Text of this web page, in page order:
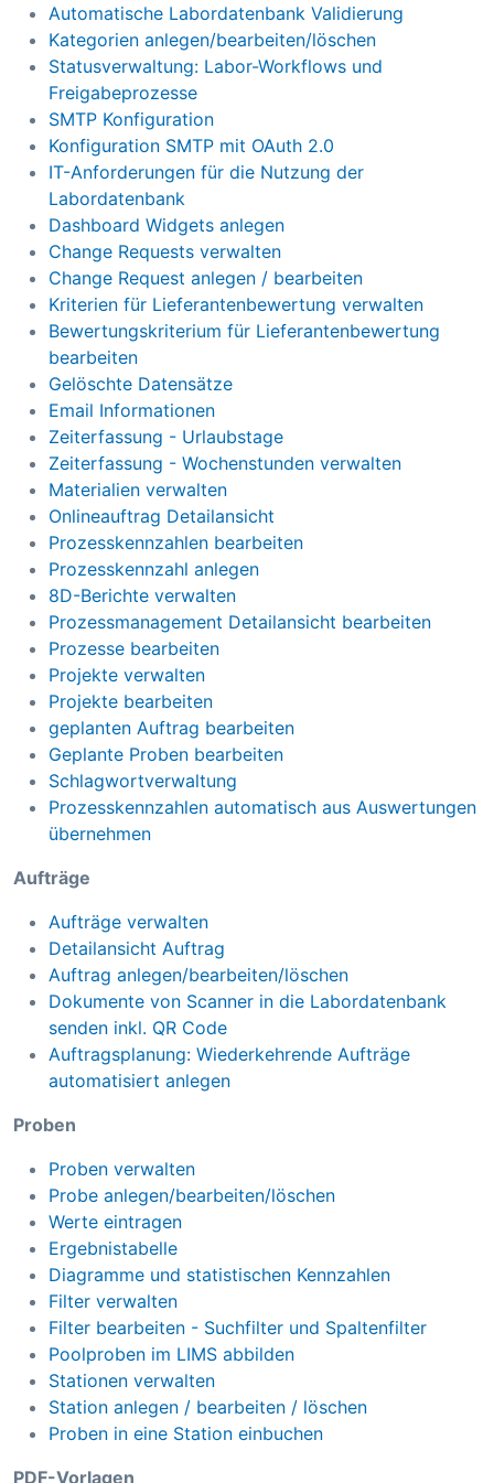
Automatische Labordatenbank Validierung
Kategorien anlegen/bearbeiten/löschen
Statusverwaltung: Labor-Workflows und
Freigabeprozesse
SMTP Konfiguration
Konfiguration SMTP mit OAuth 2.0
IT-Anforderungen für die Nutzung der
Labordatenbank
Dashboard Widgets anlegen
Change Requests verwalten
Change Request anlegen / bearbeiten
Kriterien für Lieferantenbewertung verwalten
Bewertungskriterium für Lieferantenbewertung
bearbeiten
Gelöschte Datensätze
Email Informationen
Zeiterfassung - Urlaubstage
Zeiterfassung - Wochenstunden verwalten
Materialien verwalten
Onlineauftrag Detailansicht
Prozesskennzahlen bearbeiten
Prozesskennzahl anlegen
8D-Berichte verwalten
Prozessmanagement Detailansicht bearbeiten
Prozesse bearbeiten
Projekte verwalten
Projekte bearbeiten
geplanten Auftrag bearbeiten
Geplante Proben bearbeiten
Schlagwortverwaltung
Prozesskennzahlen automatisch aus Auswertungen
übernehmen
Aufträge
Aufträge verwalten
Detailansicht Auftrag
Auftrag anlegen/bearbeiten/löschen
Dokumente von Scanner in die Labordatenbank
senden inkl. QR Code
Auftragsplanung: Wiederkehrende Aufträge
automatisiert anlegen
Proben
Proben verwalten
Probe anlegen/bearbeiten/löschen
Werte eintragen
Ergebnistabelle
Diagramme und statistischen Kennzahlen
Filter verwalten
Filter bearbeiten - Suchfilter und Spaltenfilter
Poolproben im LIMS abbilden
Stationen verwalten
Station anlegen / bearbeiten / löschen
Proben in eine Station einbuchen
PDF-Vorlagen